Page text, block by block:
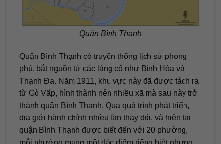
Quận Bình Thạnh
Quận Bình Thạnh có truyền thống lịch sử phong
phú, bắt nguồn từ các làng cổ như Bình Hòa và
Thạnh Đa. Năm 1911, khu vực này đã được tách ra
từ Gò Vấp, hình thành nên nhiều xã mà sau này trở
thành quận Bình Thạnh. Qua quá trình phát triển,
địa giới hành chính nhiều lần thay đổi, và hiện tại
quận Bình Thạnh được biết đến với 20 phường,
mỗi phường mang một đặc điểm riêng biệt nhưng